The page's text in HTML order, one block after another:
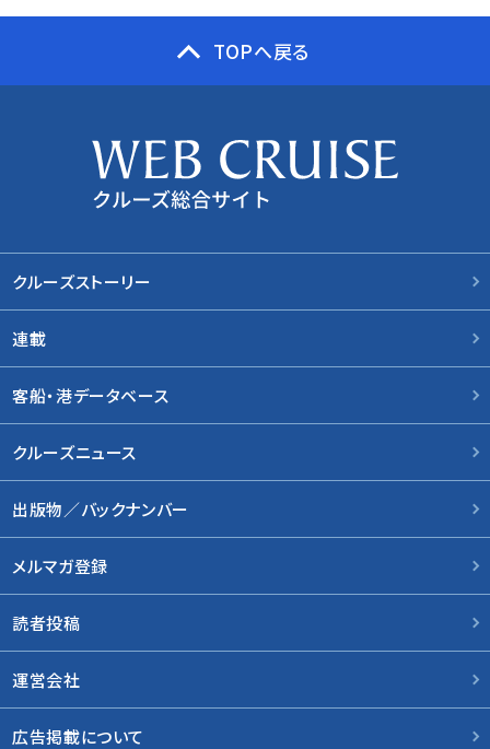
TOPへ戻る
クルーズストーリー
連載
客船・港データベース
クルーズニュース
出版物／バックナンバー
メルマガ登録
読者投稿
運営会社
広告掲載について